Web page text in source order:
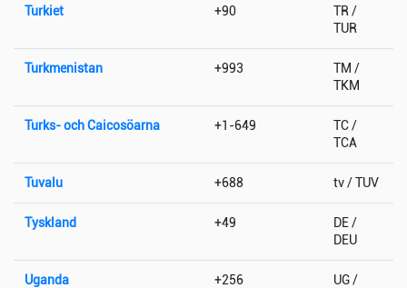
Turkiet +90
TR /
TUR
Turkmenistan +993
TM /
TKM
Turks- och Caicosöarna +1-649
TC /
TCA
Tuvalu +688 tv / TUV
Tyskland +49
DE /
DEU
Uganda +256
UG /